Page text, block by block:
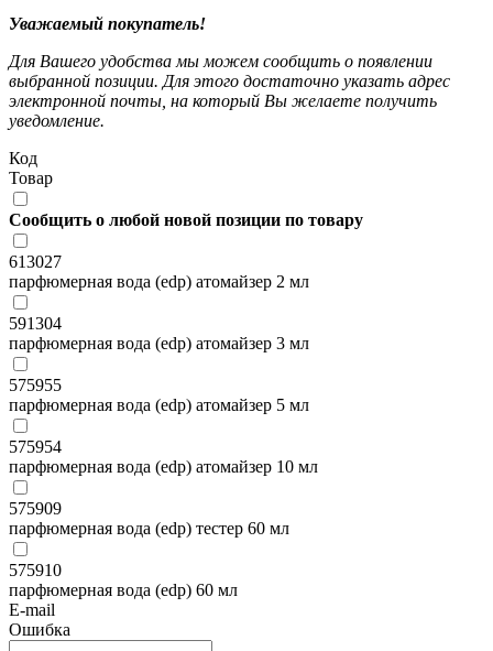
Уважаемый покупатель!
Для Вашего удобства мы можем сообщить о появлении
выбранной позиции. Для этого достаточно указать адрес
электронной почты, на который Вы желаете получить
уведомление.
Код
Товар
Сообщить о любой новой позиции по товару
613027
парфюмерная вода (edp) атомайзер 2 мл
591304
парфюмерная вода (edp) атомайзер 3 мл
575955
парфюмерная вода (edp) атомайзер 5 мл
575954
парфюмерная вода (edp) атомайзер 10 мл
575909
парфюмерная вода (edp) тестер 60 мл
575910
парфюмерная вода (edp) 60 мл
E-mail
Ошибка